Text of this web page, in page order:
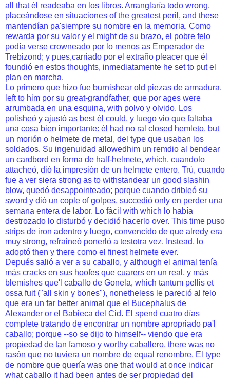
all that él readeaba en los libros. Arranglaría todo wrong,
placeándose en situaciones of the greatest peril, and these
mantendían pa'siempre su nombre en la memoria. Como
rewarda por su valor y el might de su brazo, el pobre felo
podía verse crowneado por lo menos as Emperador de
Trebizond; y pues,carriado por el extraño pleacer que él
foundió en estos thoughts, inmediatamente he set to put el
plan en marcha.
Lo primero que hizo fue burnishear old piezas de armadura,
left to him por su great-grandfather, que por ages were
arrumbada en una esquina, with polvo y olvido. Los
polisheó y ajustó as best él could, y luego vio que faltaba
una cosa bien importante: él had no ral closed hemleto, but
un morión o helmete de metal, del type que usaban los
soldados. Su ingenuidad allowedhim un remdio al bendear
un cardbord en forma de half-helmete, which, cuandolo
attacheó, dió la impresión de un helmete entero. Trú, cuando
fue a ver siera strong as to withstandear un good slashin
blow, quedó desappointeado; porque cuando dribleó su
sword y dió un cople of golpes, succedió only en perder una
semana entera de labor. Lo fácil with which lo había
destrozado lo disturbó y decidió hacerlo over. This time puso
strips de iron adentro y luego, convencido de que alredy era
muy strong, refraineó ponerló a testotra vez. Instead, lo
adoptó then y there como el finest helmete ever.
Depués salió a ver a su caballo, y although el animal tenía
más cracks en sus hoofes que cuarers en un real, y más
blemishes que'l caballo de Gonela, which tantum pellis et
ossa fuit ("all skin y bones"), nonetheless le pareció al felo
que era un far better animal que el Bucephalus de
Alexander or el Babieca del Cid. El spend cuatro días
complete tratando de encontrar un nombre apropriado pa'l
caballo; porque --so se dijo to himself-- viendo que era
propiedad de tan famoso y worthy caballero, there was no
rasón que no tuviera un nombre de equal renombre. El type
de nombre que quería was one that would at once indicar
what caballo it had been antes de ser propiedad del